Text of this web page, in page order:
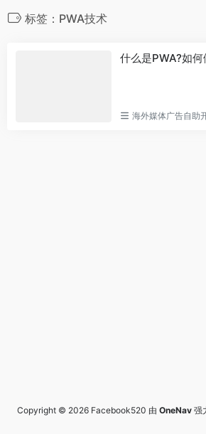
标签：PWA技术
什么是PWA?如
海外媒体广告自助
Copyright © 2026 Facebook520 由 OneNav 强